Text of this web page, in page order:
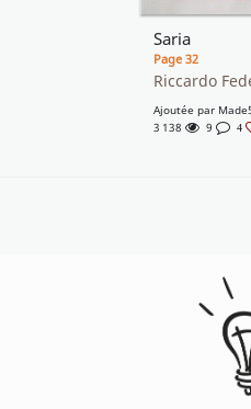
Saria
Page 32
Riccardo
Ajoutée par
3 138
9 4